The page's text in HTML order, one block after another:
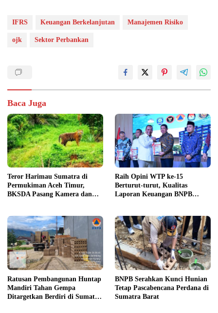
IFRS Keuangan Berkelanjutan Manajemen Risiko
ojk Sektor Perbankan
Baca Juga
Teror Harimau Sumatra di
Permukiman Aceh Timur,
BKSDA Pasang Kamera dan
Raih Opini WTP ke-15
Berturut-turut, Kualitas
Laporan Keuangan BNPB
Ratusan Pembangunan Huntap
Mandiri Tahan Gempa
Ditargetkan Berdiri di Sumatra
BNPB Serahkan Kunci Hunian
Tetap Pascabencana Perdana di
Sumatra Barat